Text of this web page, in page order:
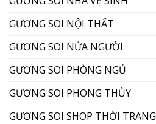
GƯƠNG SOI NỘI THẤT
GƯƠNG SOI NỬA NGƯỜI
GƯƠNG SOI PHÒNG NGỦ
GƯƠNG SOI PHONG THỦY
GƯƠNG SOI SHOP THỜI TRANG